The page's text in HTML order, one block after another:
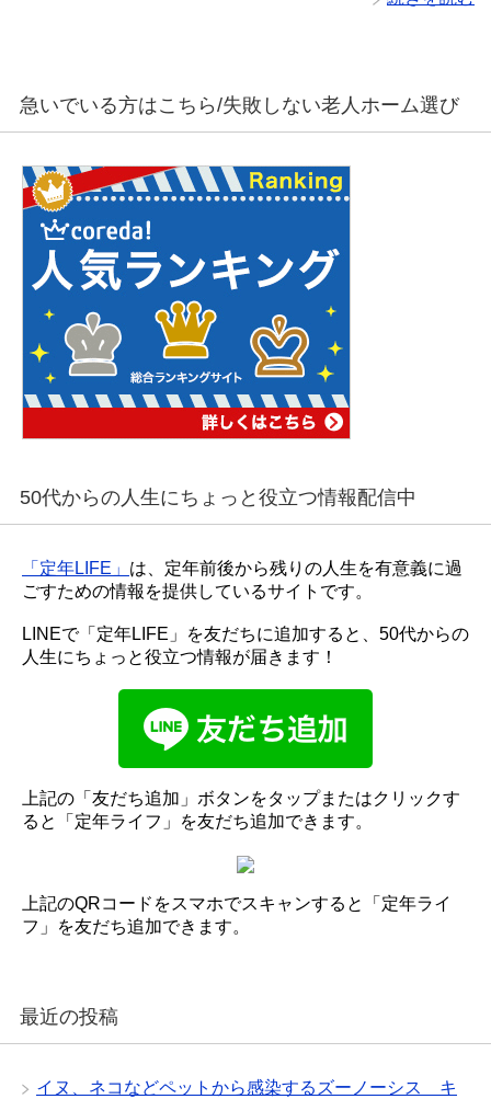
急いでいる方はこちら/失敗しない老人ホーム選び
50代からの人生にちょっと役立つ情報配信中
「定年LIFE」 は、定年前後から残りの人生を有意義に過
ごすための情報を提供しているサイトです。
LINEで「定年LIFE」を友だちに追加すると、50代からの
人生にちょっと役立つ情報が届きます！
上記の「友だち追加」ボタンをタップまたはクリックす
ると「定年ライフ」を友だち追加できます。
上記のQRコードをスマホでスキャンすると「定年ライ
フ」を友だち追加できます。
最近の投稿
イヌ、ネコなどペットから感染するズーノーシス キ